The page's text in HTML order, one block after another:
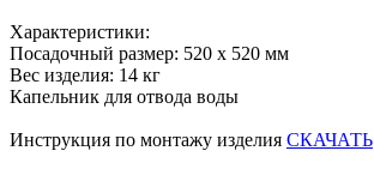
Характеристики:
Посадочный размер: 520 х 520 мм
Вес изделия: 14 кг
Капельник для отвода воды
Инструкция по монтажу изделия СКАЧАТЬ